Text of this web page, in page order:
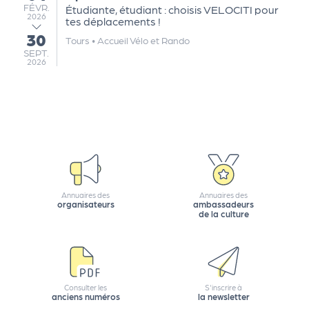
FÉVRIER
FÉVR.
2026
au
30
SEPTEMBRE
SEPT.
2026
Étudiante, étudiant : choisis VELOCITI pour
tes déplacements !
Tours • Accueil Vélo et Rando
Annuaires des
organisateurs
Annuaires des
ambassadeurs
de la culture
Consulter les
anciens numéros
S'inscrire à
la newsletter
e
tt
e
r